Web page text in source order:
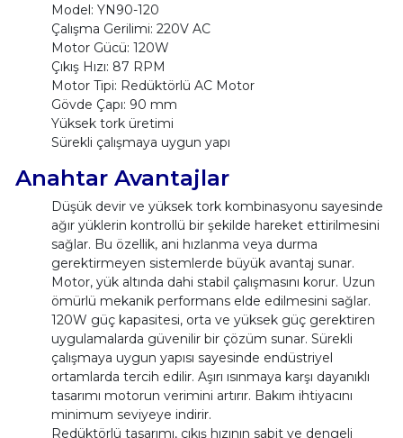
Model: YN90-120
Çalışma Gerilimi: 220V AC
Motor Gücü: 120W
Çıkış Hızı: 87 RPM
Motor Tipi: Redüktörlü AC Motor
Gövde Çapı: 90 mm
Yüksek tork üretimi
Sürekli çalışmaya uygun yapı
Anahtar Avantajlar
Düşük devir ve yüksek tork kombinasyonu sayesinde
ağır yüklerin kontrollü bir şekilde hareket ettirilmesini
sağlar. Bu özellik, ani hızlanma veya durma
gerektirmeyen sistemlerde büyük avantaj sunar.
Motor, yük altında dahi stabil çalışmasını korur. Uzun
ömürlü mekanik performans elde edilmesini sağlar.
120W güç kapasitesi, orta ve yüksek güç gerektiren
uygulamalarda güvenilir bir çözüm sunar. Sürekli
çalışmaya uygun yapısı sayesinde endüstriyel
ortamlarda tercih edilir. Aşırı ısınmaya karşı dayanıklı
tasarımı motorun verimini artırır. Bakım ihtiyacını
minimum seviyeye indirir.
Redüktörlü tasarımı, çıkış hızının sabit ve dengeli